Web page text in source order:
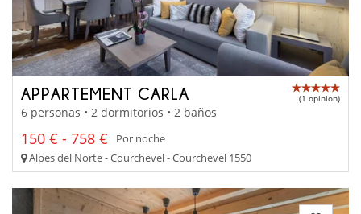
APPARTEMENT CARLA (1 opinion)
6 personas • 2 dormitorios • 2 baños
150 € - 758 €
Por noche
Alpes del Norte - Courchevel - Courchevel 1550